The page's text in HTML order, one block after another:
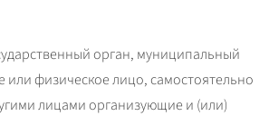
орган, муниципальный
или физическое лицо, самостоятельно
лицами организующие и (или)